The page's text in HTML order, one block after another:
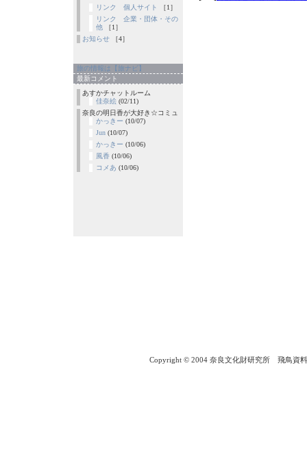
リンク 個人サイト
［1］
リンク 企業・団体・その
他 ［1］
お知らせ ［4］
旅の情報は【旅ナビ】
最新コメント
あすかチャットルーム
佳奈絵 (02/11)
奈良の明日香が大好き☆コミュ
かっきー (10/07)
Jun (10/07)
かっきー (10/06)
風香 (10/06)
コメあ (10/06)
Copyright © 2004 奈良文化財研究所 飛鳥資